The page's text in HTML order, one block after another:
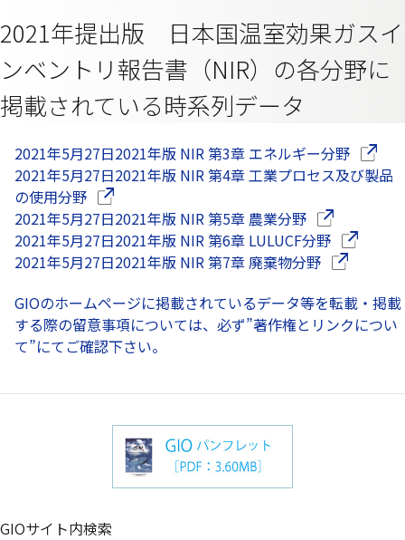
ドウで開きます）
ンドウで開きます）
ウインドウで開きます）
2021年提出版 日本国温室効果ガスイ
ンベントリ報告書（NIR）の各分野に
掲載されている時系列データ
2021年5月27日2021年版 NIR 第3章 エネルギー分野（別ウ
2021年5月27日2021年版 NIR 第4章 工業プロセス及び製品
の使用分野（別ウインドウで開きます）
2021年5月27日2021年版 NIR 第5章 農業分野（別ウインド
2021年5月27日2021年版 NIR 第6章 LULUCF分野（別ウイ
2021年5月27日2021年版 NIR 第7章 廃棄物分野（別ウイン
GIOのホームページに掲載されているデータ等を転載・掲載
する際の留意事項については、必ず”著作権とリンクについ
て”にてご確認下さい。
GIOサイト内検索